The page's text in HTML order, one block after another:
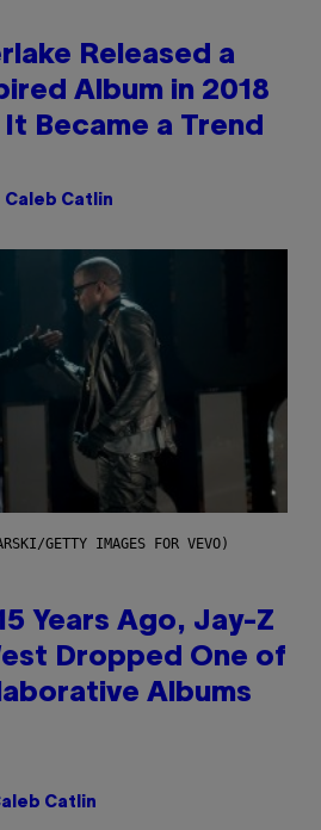
Released a
Album in 2018
Became a Trend
Caleb Catlin
GETTY IMAGES FOR VEVO)
Years Ago, Jay-Z
Dropped One of
Albums
Catlin